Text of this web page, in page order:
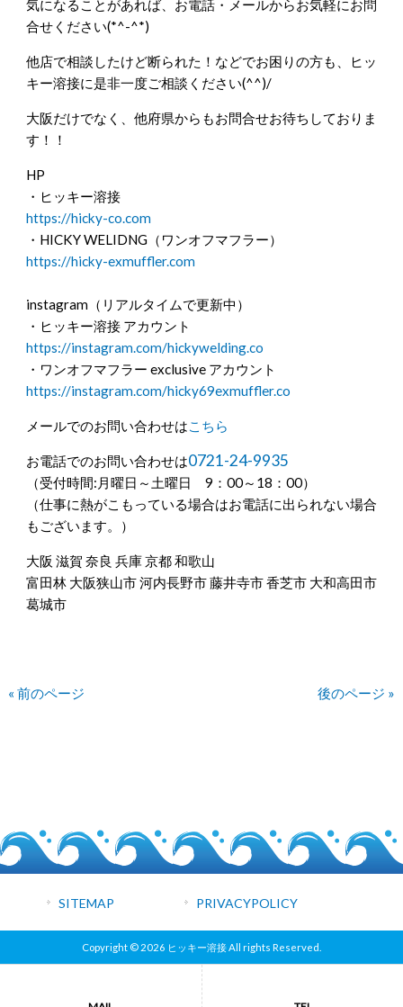
気になることがあれば、お電話・メールからお気軽にお問
合せください(*^-^*)
他店で相談したけど断られた！などでお困りの方も、ヒッ
キー溶接に是非一度ご相談ください(^^)/
大阪だけでなく、他府県からもお問合せお待ちしておりま
す！！
HP
・ヒッキー溶接
https://hicky-co.com
・HICKY WELIDNG（ワンオフマフラー）
https://hicky-exmuffler.com
instagram（リアルタイムで更新中）
・ヒッキー溶接 アカウント
https://instagram.com/hickywelding.co
・ワンオフマフラー exclusive アカウント
https://instagram.com/hicky69exmuffler.co
メールでのお問い合わせはこちら
お電話でのお問い合わせは0721-24-9935
（受付時間:月曜日～土曜日 9：00～18：00）
（仕事に熱がこもっている場合はお電話に出られない場合
もございます。）
大阪 滋賀 奈良 兵庫 京都 和歌山
富田林 大阪狭山市 河内長野市 藤井寺市 香芝市 大和高田市
葛城市
« 前のページ 後のページ »
SITEMAP PRIVACYPOLICY
Copyright © 2026 ヒッキー溶接 All rights Reserved.